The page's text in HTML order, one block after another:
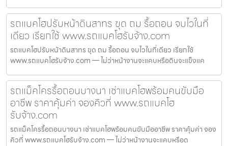
รถแบคโฮปรับหน้าดินสาทร ขุด ถม รื้อถอน จบไวในที่
เดียว เรียกใช้ www.รถแบคโฮรับจ้าง.com
รถแบคโฮปรับหน้าดินสาทร ขุด ถม รื้อถอน จบไวในที่เดียว เรียกใช้
www.รถแบคโฮรับจ้าง.com — ไม่ว่าหน้างานจะแคบหรือดินจะแข็งแค
รถแม็คโครรื้อถอนบางนา เช่าแบคโฮพร้อมคนขับมือ
อาชีพ ราคาคุ้มค่า จองคิวที่ www.รถแบคโฮ
รับจ้าง.com
รถแม็คโครรื้อถอนบางนา เช่าแบคโฮพร้อมคนขับมืออาชีพ ราคาคุ้มค่า จอง
คิวที่ www.รถแบคโฮรับจ้าง.com — ไม่ว่าหน้างานจะแคบหรือด